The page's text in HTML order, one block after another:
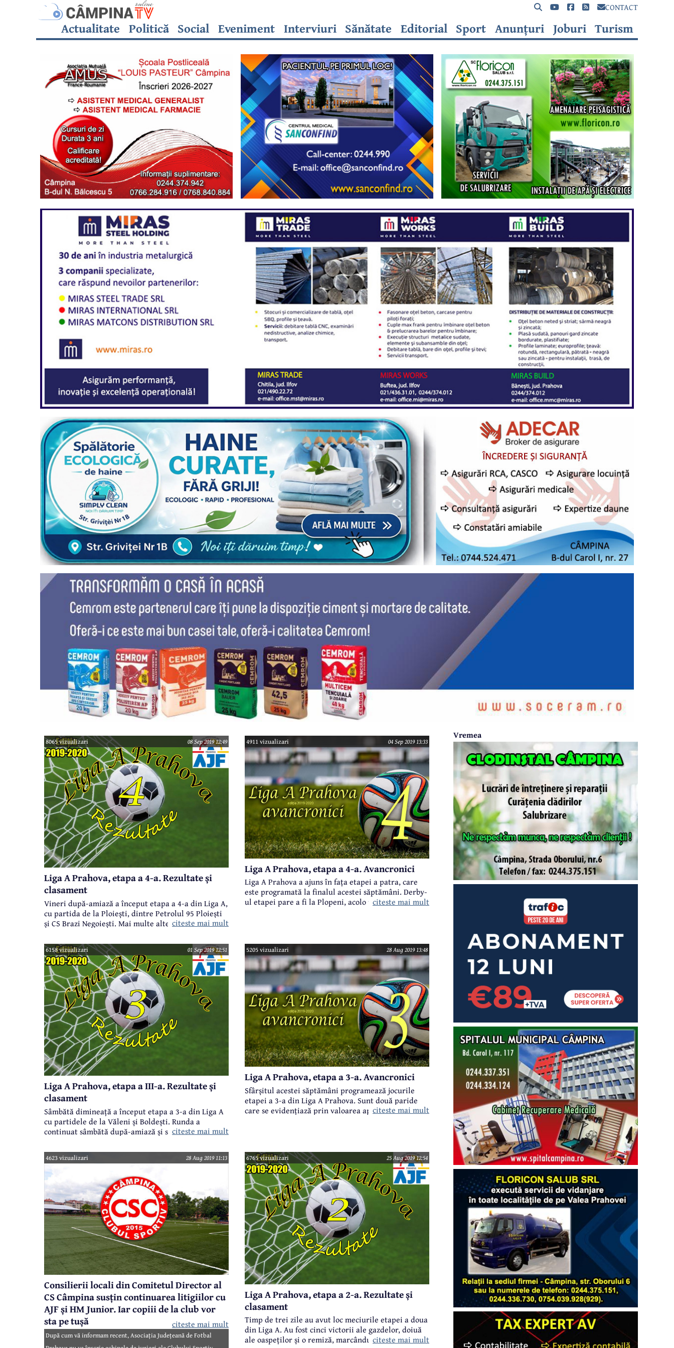
CONTACT
Actualitate Politică Social Eveniment Interviuri Sănătate Editorial Sport Anunțuri Joburi Turism
8065 vizualizari 08 Sep 2019 12:49
Liga A Prahova, etapa a 4-a. Rezultate și
clasament
Vineri după-amiază a început etapa a 4-a din Liga A,
cu partida de la Ploiești, dintre Petrolul 95 Ploiești
și CS Brazi Negoiești. Mai multe alte jocuri au avut
dimineață. Au fost cinci victorii ale gazdelor, două
ale oaspeților și o remiză, marcându-se 27 de goluri.
Iată rezultatele complete și clasamentul actualizat,
inclusiv după deciziile Comisiei de Competiții, care a
schimbat câteva dintre rezultatele de pe teren din
prima etapă:
citeste mai mult
4911 vizualizari 04 Sep 2019 13:33
Liga A Prahova, etapa a 4-a. Avancronici
Liga A Prahova a ajuns în fața etapei a patra, care
este programată la finalul acestei săptămâni. Derby-
ul etapei pare a fi la Plopeni, acolo unde se întâlnesc
delegările arbitrilor și observatorilor:
citeste mai mult
6158 vizualizari 01 Sep 2019 12:51
Liga A Prahova, etapa a III-a. Rezultate și
clasament
Sâmbătă dimineață a început etapa a 3-a din Liga A
cu partidele de la Văleni și Boldești. Runda a
continuat sâmbătă după-amiază și s-a încheiat
gazdelor, trei ale oaspeților și o remiză. S-au marcat
46 de goluri, un veritabil record care va fi greu de
depășit în acest campionat. Iată rezultatele primelor
jocuri și clasamentul la zi:
citeste mai mult
5205 vizualizari 28 Aug 2019 13:48
Liga A Prahova, etapa a 3-a. Avancronici
Sfârșitul acestei săptămâni programează jocurile
etapei a 3-a din Liga A Prahova. Sunt două paride
care se evidențiază prin valoarea apropiată a celor
arbitrilor și observatorilor:
citeste mai mult
4623 vizualizari 28 Aug 2019 11:13
Consilierii locali din Comitetul Director al
CS Câmpina susțin continuarea litigiilor cu
AJF și HM Junior. Iar copiii de la club vor
sta pe tușă
După cum vă informam recent, Asociația Județeană de Fotbal
citeste mai mult
6765 vizualizari 25 Aug 2019 12:54
Liga A Prahova, etapa a 2-a. Rezultate și
clasament
Timp de trei zile au avut loc meciurile etapei a doua
din Liga A. Au fost cinci victorii ale gazdelor, doiuă
ale oaspeților și o remiză, marcându-se 22 goluri.
citeste mai mult
Vremea